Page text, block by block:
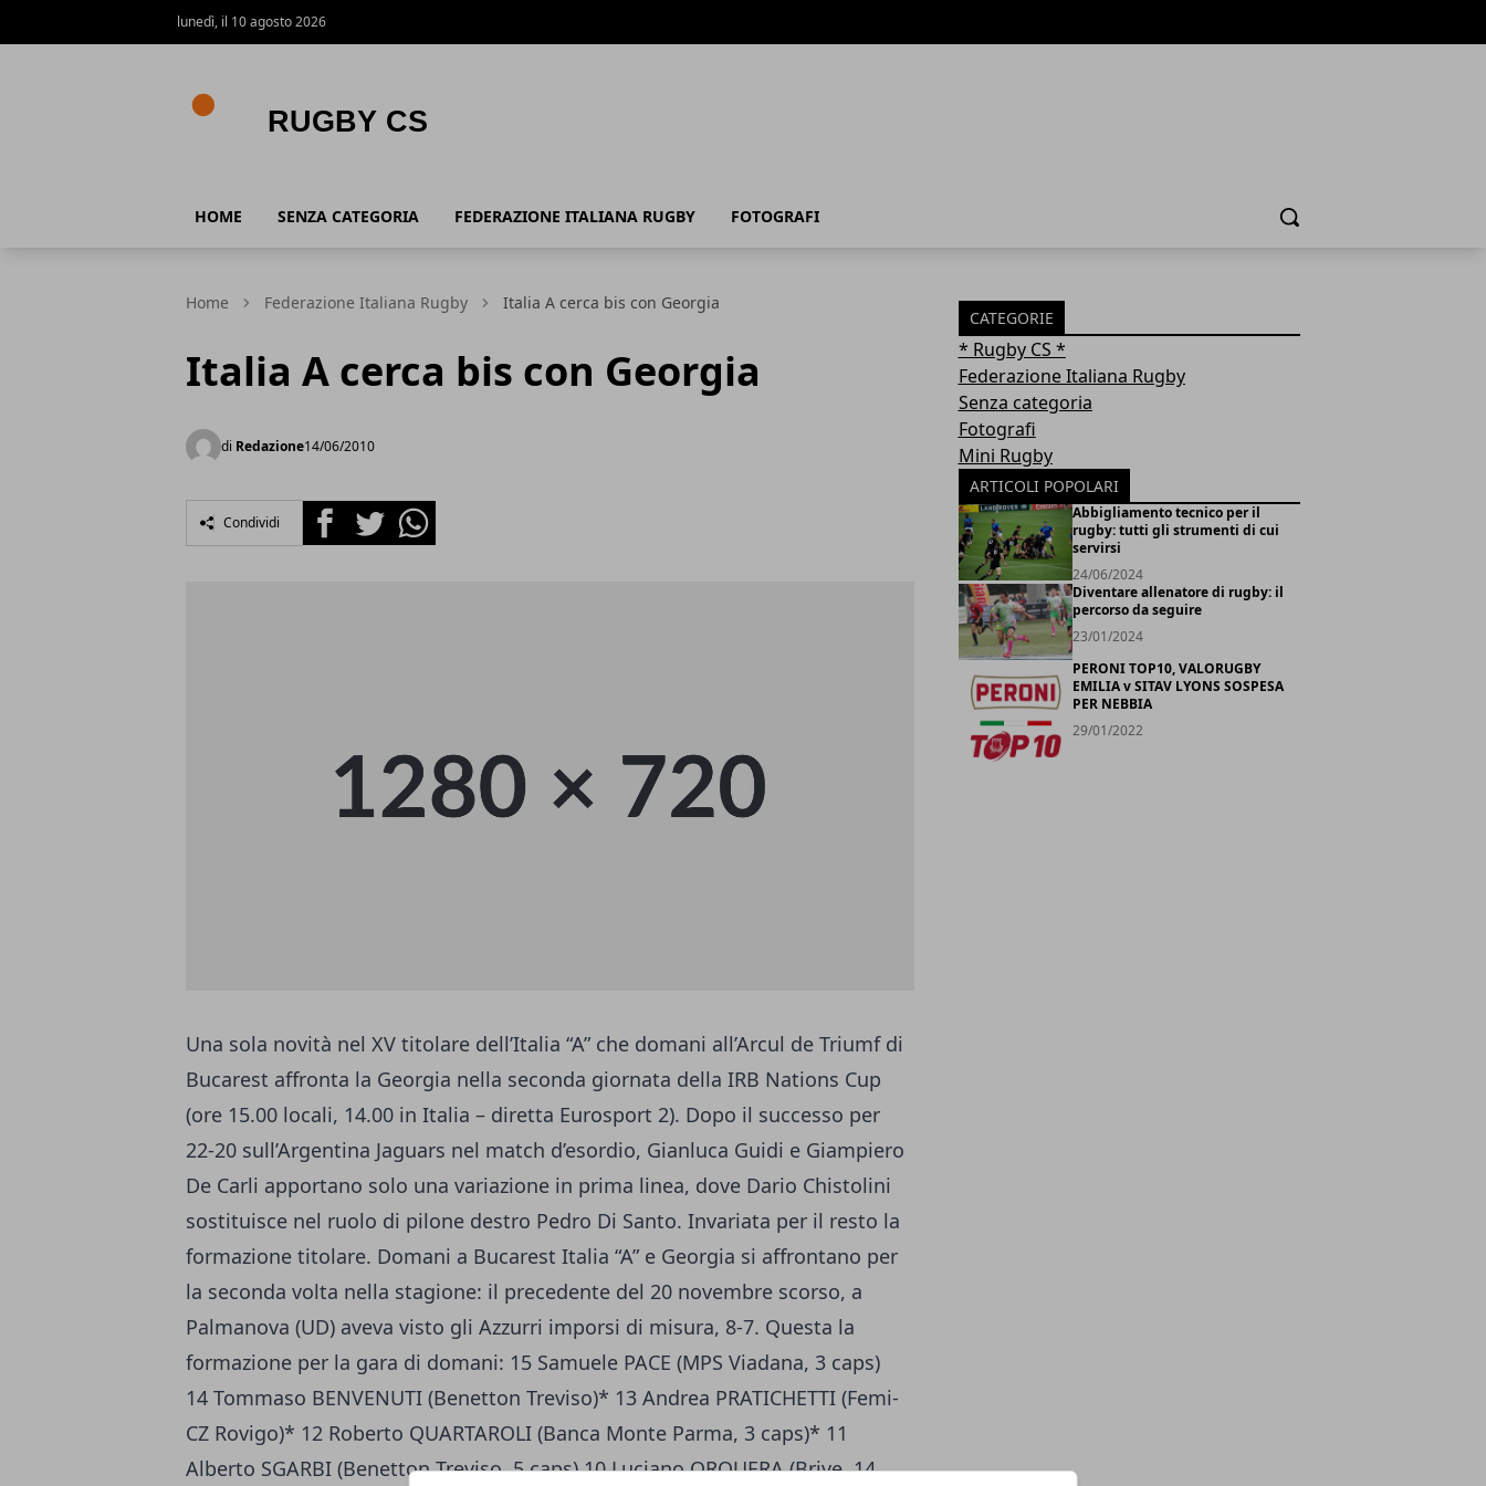
lunedì, il 10 agosto 2026
HOME SENZA CATEGORIA FEDERAZIONE ITALIANA RUGBY FOTOGRAFI Cerca
Home Federazione Italiana Rugby Italia A cerca bis con Georgia
Italia A cerca bis con Georgia
di Redazione14/06/2010
Condividi FacebookTwitterWhatsapp
Una sola novità nel XV titolare dell’Italia “A” che domani all’Arcul de Triumf di
Bucarest affronta la Georgia nella seconda giornata della IRB Nations Cup
(ore 15.00 locali, 14.00 in Italia – diretta Eurosport 2). Dopo il successo per
22-20 sull’Argentina Jaguars nel match d’esordio, Gianluca Guidi e Giampiero
De Carli apportano solo una variazione in prima linea, dove Dario Chistolini
sostituisce nel ruolo di pilone destro Pedro Di Santo. Invariata per il resto la
formazione titolare. Domani a Bucarest Italia “A” e Georgia si affrontano per
la seconda volta nella stagione: il precedente del 20 novembre scorso, a
Palmanova (UD) aveva visto gli Azzurri imporsi di misura, 8-7. Questa la
formazione per la gara di domani: 15 Samuele PACE (MPS Viadana, 3 caps)
14 Tommaso BENVENUTI (Benetton Treviso)* 13 Andrea PRATICHETTI (Femi-
CZ Rovigo)* 12 Roberto QUARTAROLI (Banca Monte Parma, 3 caps)* 11
Alberto SGARBI (Benetton Treviso, 5 caps) 10 Luciano ORQUERA (Brive, 14
CATEGORIE
* Rugby CS *
Federazione Italiana Rugby
Senza categoria
Fotografi
Mini Rugby
ARTICOLI POPOLARI
Abbigliamento tecnico per il
rugby: tutti gli strumenti di cui
servirsi
24/06/2024
Diventare allenatore di rugby: il
percorso da seguire
23/01/2024
PERONI TOP10, VALORUGBY
EMILIA v SITAV LYONS SOSPESA
PER NEBBIA
29/01/2022